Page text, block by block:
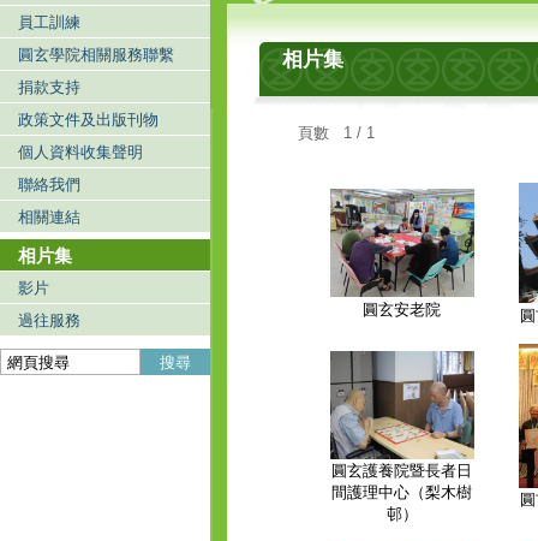
員工訓練
圓玄學院相關服務聯繫
捐款支持
政策文件及出版刊物
個人資料收集聲明
聯絡我們
相關連結
相片集
影片
過往服務
搜尋
相片集
頁數 1 / 1
圓玄安老院
圓玄護養院暨長者日
間護理中心（梨木樹
邨）